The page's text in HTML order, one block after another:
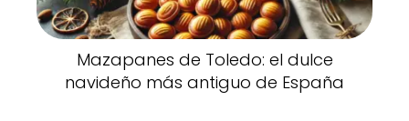
Mazapanes de Toledo: el dulce
navideño más antiguo de España